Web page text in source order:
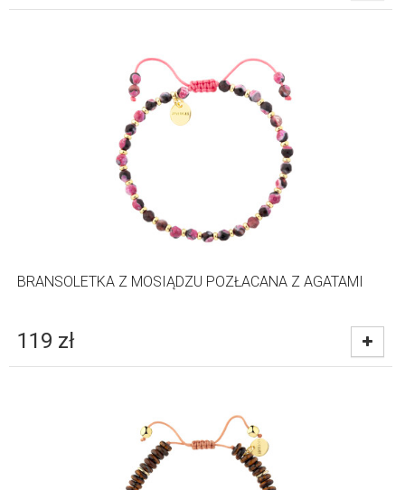
BRANSOLETKA Z MOSIĄDZU POZŁACANA Z AGATAMI
119 zł